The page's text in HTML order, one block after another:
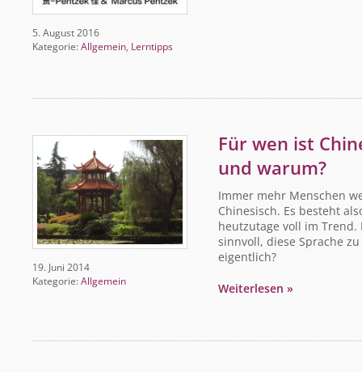
5. August 2016
Kategorie:Allgemein, Lerntipps
19. Juni 2014
Kategorie:Allgemein
Für wen ist
und warum?
Immer mehr Menschen
Chinesisch. Es besteht
heutzutage voll im
sinnvoll, diese Sprache
eigentlich?
Weiterlesen »